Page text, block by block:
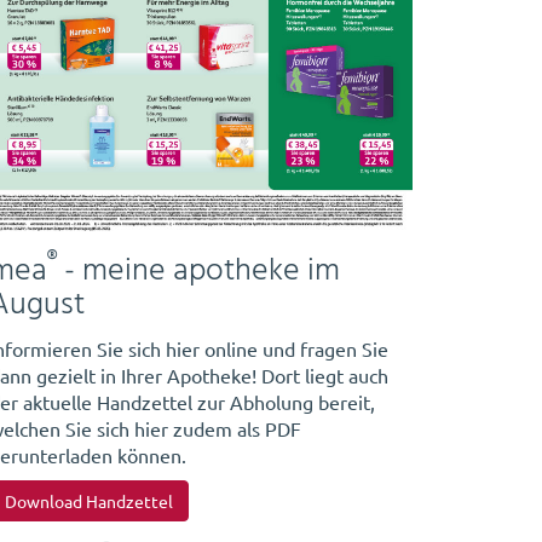
® - meine apotheke im
Sie sich hier online und fragen Sie
gezielt in Ihrer Apotheke! Dort liegt auch
aktuelle Handzettel zur Abholung bereit,
Sie sich hier zudem als PDF
können.
Download Handzettel